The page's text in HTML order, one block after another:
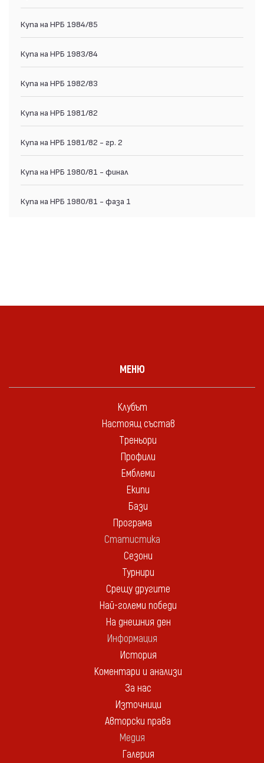
Купа на НРБ 1984/85
Купа на НРБ 1983/84
Купа на НРБ 1982/83
Купа на НРБ 1981/82
Купа на НРБ 1981/82 - гр. 2
Купа на НРБ 1980/81 - финал
Купа на НРБ 1980/81 - фаза 1
МЕНЮ
Клубът
Настоящ състав
Треньори
Профили
Емблеми
Екипи
Бази
Програма
Статистика
Сезони
Турнири
Срещу другите
Най-големи победи
На днешния ден
Информация
История
Коментари и анализи
За нас
Източници
Авторски права
Медия
Галерия